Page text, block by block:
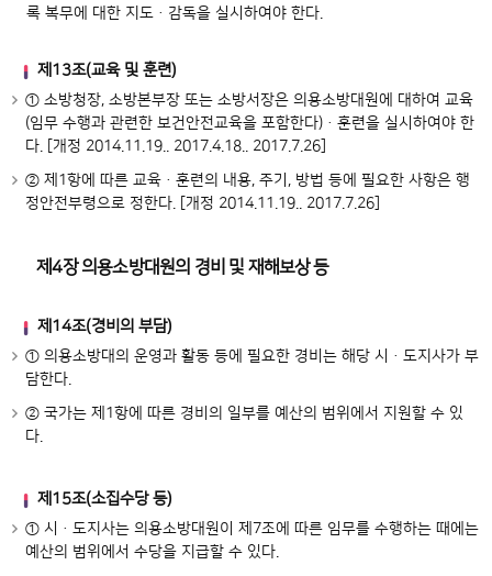
록 복무에 대한 지도ㆍ감독을 실시하여야 한다.
제13조(교육 및 훈련)
① 소방청장, 소방본부장 또는 소방서장은 의용소방대원에 대하여 교육
(임무 수행과 관련한 보건안전교육을 포함한다)ㆍ훈련을 실시하여야 한
다. [개정 2014.11.19.. 2017.4.18.. 2017.7.26]
② 제1항에 따른 교육ㆍ훈련의 내용, 주기, 방법 등에 필요한 사항은 행
정안전부령으로 정한다. [개정 2014.11.19.. 2017.7.26]
제4장 의용소방대원의 경비 및 재해보상 등
제14조(경비의 부담)
① 의용소방대의 운영과 활동 등에 필요한 경비는 해당 시ㆍ도지사가 부
담한다.
② 국가는 제1항에 따른 경비의 일부를 예산의 범위에서 지원할 수 있
다.
제15조(소집수당 등)
① 시ㆍ도지사는 의용소방대원이 제7조에 따른 임무를 수행하는 때에는
예산의 범위에서 수당을 지급할 수 있다.